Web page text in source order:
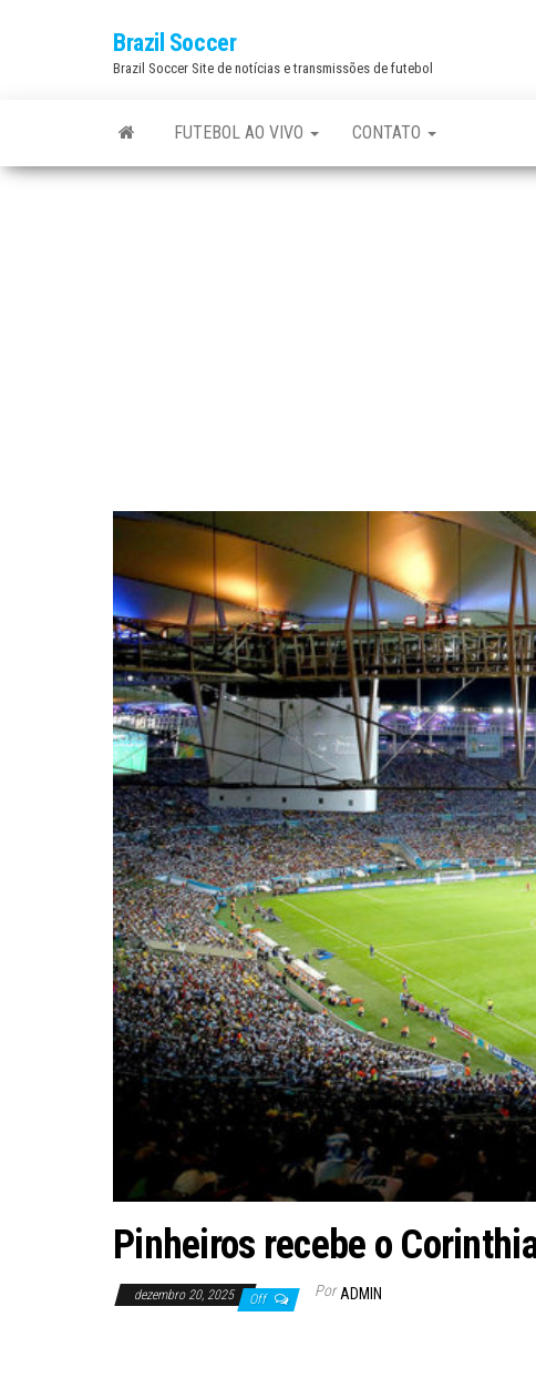
Brazil Soccer
Brazil Soccer Site de notícias e transmissões de futebol
FUTEBOL AO VIVO CONTATO
Pinheiros recebe o
dezembro 20, 2025 Off Por ADMIN